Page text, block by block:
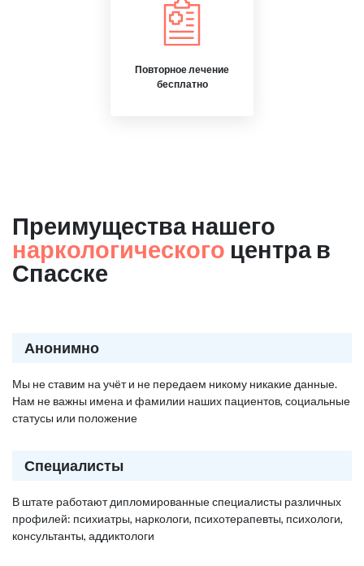
Повторное лечение
бесплатно
Преимущества нашего
наркологического центра в
Спасске
Анонимно
Мы не ставим на учёт и не передаем никому никакие данные.
Нам не важны имена и фамилии наших пациентов, социальные
статусы или положение
Специалисты
В штате работают дипломированные специалисты различных
профилей: психиатры, наркологи, психотерапевты, психологи,
консультанты, аддиктологи